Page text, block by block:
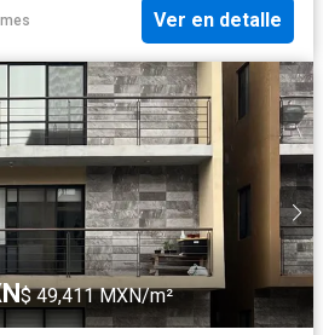
Ver en detalle
$ 49,411 MXN/m²